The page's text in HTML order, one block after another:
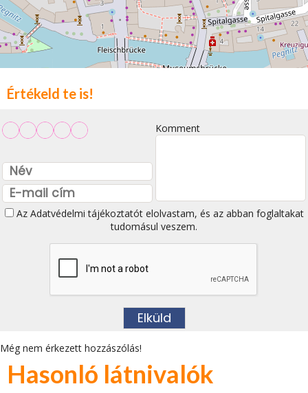
Értékeld te is!
Komment
Az Adatvédelmi tájékoztatótelolvastam, és az abban foglaltakat
tudomásul veszem.
Még nem érkezett hozzászólás!
Hasonló látnivalók